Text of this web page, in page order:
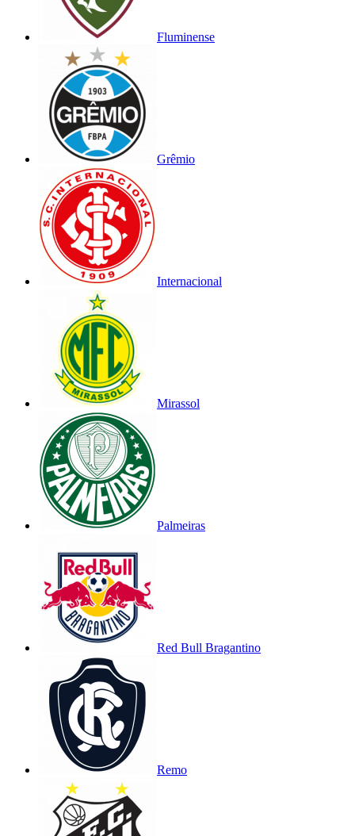
Fluminense
Grêmio
Internacional
Mirassol
Palmeiras
Red Bull Bragantino
Remo